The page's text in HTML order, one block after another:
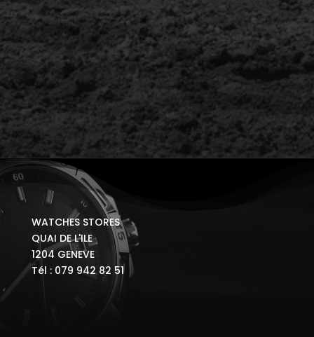
WATCHES STORES
QUAI DE L'ILE
1204 GENEVE
Tél : 079 942 82 51